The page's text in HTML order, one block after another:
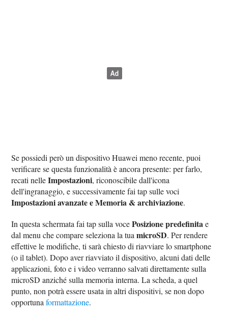
Se possiedi però un dispositivo Huawei meno recente, puoi
verificare se questa funzionalità è ancora presente: per farlo,
recati nelleImpostazioni, riconoscibile dall'icona
dell'ingranaggio, e successivamente fai tap sulle voci
Impostazioni avanzate e Memoria & archiviazione.
In questa schermata fai tap sulla vocePosizione predefinitae
dal menu che compare seleziona la tuamicroSD. Per rendere
effettive le modifiche, ti sarà chiesto di riavviare lo smartphone
(o il tablet). Dopo aver riavviato il dispositivo, alcuni dati delle
applicazioni, foto e i video verranno salvati direttamente sulla
microSD anziché sulla memoria interna. La scheda, a quel
punto, non potrà essere usata in altri dispositivi, se non dopo
opportunaformattazione.